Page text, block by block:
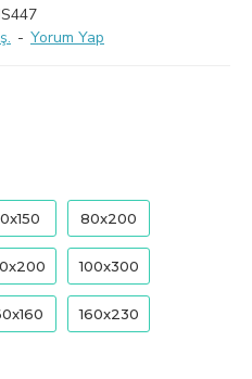
- Yorum Yap
80x200
100x300
160x230